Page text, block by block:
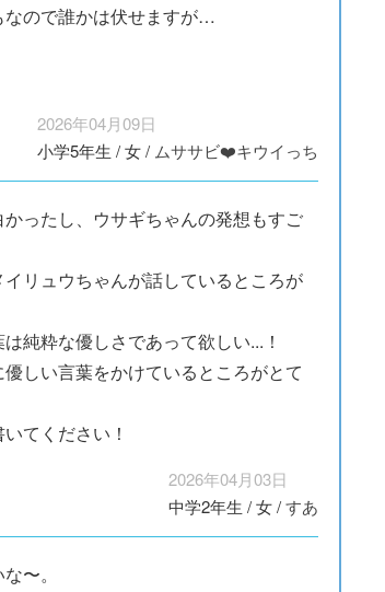
なので誰かは伏せますが…
2026年04月09日
小学5年生 /女/ ムササビ❤️キウイっち
ったし、ウサギちゃんの発想もすご
リュウちゃんが話しているところが
純粋な優しさであって欲しい...！
しい言葉をかけているところがとて
てください！
2026年04月03日
中学2年生 /女/すあ
〜。